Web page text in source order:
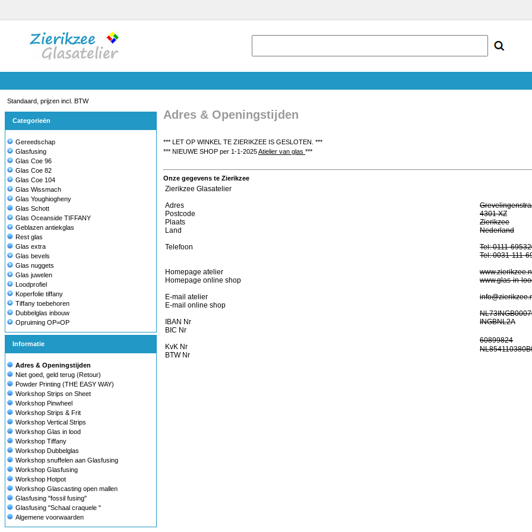
Standaard, prijzen incl. BTW
Categorieën
Gereedschap
Glasfusing
Glas Coe 96
Glas Coe 82
Glas Coe 104
Glas Wissmach
Glas Youghiogheny
Glas Schott
Glas Oceanside TIFFANY
Geblazen antiekglas
Rest glas
Glas extra
Glas bevels
Glas nuggets
Glas juwelen
Loodprofiel
Koperfolie tiffany
Tiffany toebehoren
Dubbelglas inbouw
Opruiming OP=OP
Informatie
Adres & Openingstijden
Niet goed, geld terug (Retour)
Powder Printing (THE EASY WAY)
Workshop Strips on Sheet
Workshop Pinwheel
Workshop Strips & Frit
Workshop Vertical Strips
Workshop Glas in lood
Workshop Tiffany
Workshop Dubbelglas
Workshop snuffelen aan Glasfusing
Workshop Glasfusing
Workshop Hotpot
Workshop Glascasting open mallen
Glasfusing "fossil fusing"
Glasfusing "Schaal craquele "
Algemene voorwaarden
Adres & Openingstijden
*** LET OP WINKEL TE ZIERIKZEE IS GESLOTEN. ***
*** NIEUWE SHOP per 1-1-2025Atielier van glas ***
Onze gegevens te Zierikzee
Zierikzee Glasatelier
Adres
Postcode
Plaats
Land
Telefoon
Homepage atelier
Homepage online shop
E-mail atelier
E-mail online shop
IBAN Nr
BIC Nr
KvK Nr
BTW Nr
4301 XZ
Zierikzee
Nederland
Tel: 0111-
Tel: 0031-111-
www.glas-in-
INGBNL2A
60899824